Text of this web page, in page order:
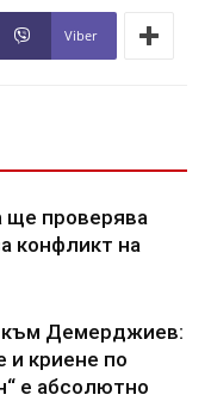
Viber
ще проверява
конфликт на
Демерджиев:
и криене по
е абсолютно